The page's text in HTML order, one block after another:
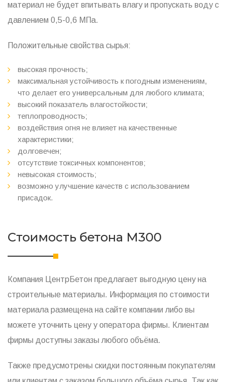
материал не будет впитывать влагу и пропускать воду с
давлением 0,5-0,6 МПа.
Положительные свойства сырья:
высокая прочность;
максимальная устойчивость к погодным изменениям,
что делает его универсальным для любого климата;
высокий показатель влагостойкости;
теплопроводность;
воздействия огня не влияет на качественные
характеристики;
долговечен;
отсутствие токсичных компонентов;
невысокая стоимость;
возможно улучшение качеств с использованием
присадок.
Стоимость бетона М300
Компания ЦентрБетон предлагает выгодную цену на
строительные материалы. Информация по стоимости
материала размещена на сайте компании либо вы
можете уточнить цену у оператора фирмы. Клиентам
фирмы доступны заказы любого объёма.
Также предусмотрены скидки постоянным покупателям